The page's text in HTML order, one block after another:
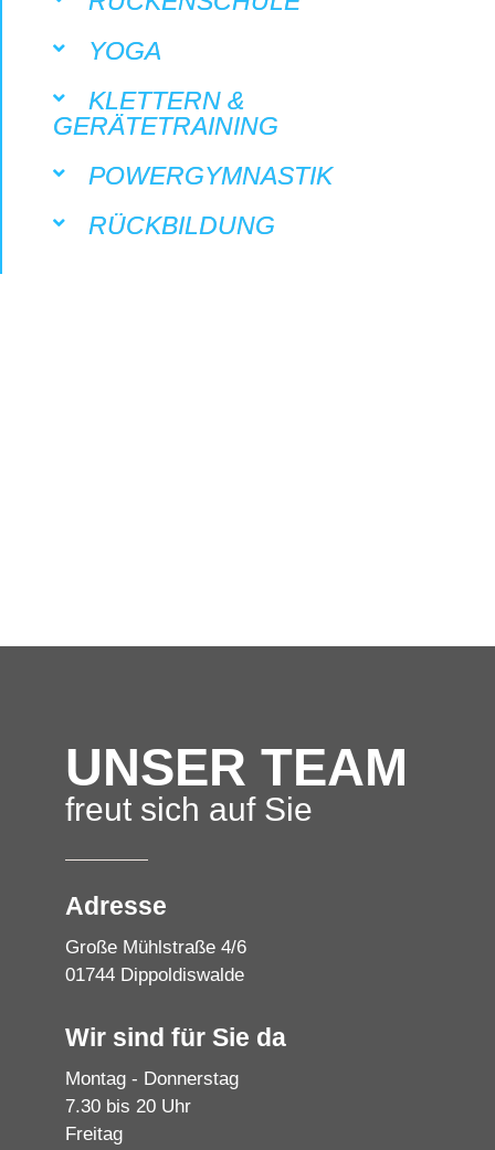
YOGA
KLETTERN &
GERÄTETRAINING
POWERGYMNASTIK
RÜCKBILDUNG
UNSER TEAM
freut sich auf Sie
Adresse
Große Mühlstraße 4/6
01744 Dippoldiswalde
Wir sind für Sie da
Montag - Donnerstag
7.30 bis 20 Uhr
Freitag